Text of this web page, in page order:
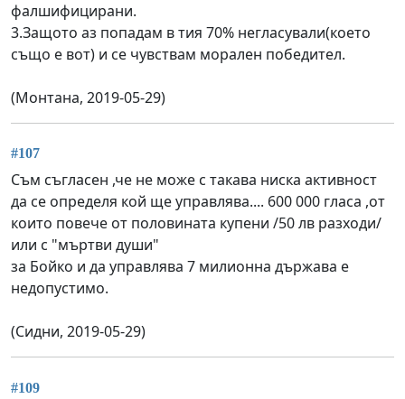
фалшифицирани.
3.Защото аз попадам в тия 70% негласували(което
също е вот) и се чувствам морален победител.
(Монтана, 2019-05-29)
#107
Съм съгласен ,че не може с такава ниска активност
да се определя кой ще управлява.... 600 000 гласа ,от
които повече от половината купени /50 лв разходи/
или с "мъртви души"
за Бойко и да управлява 7 милионна държава е
недопустимо.
(Сидни, 2019-05-29)
#109